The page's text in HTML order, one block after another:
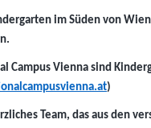
im Süden von
Campus Vienna sind
)
Team, das aus den